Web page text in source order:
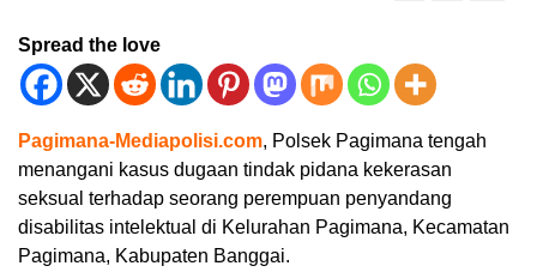
Spread the love
Pagimana-Mediapolisi.com, Polsek Pagimana tengah
menangani kasus dugaan tindak pidana kekerasan
seksual terhadap seorang perempuan penyandang
disabilitas intelektual di Kelurahan Pagimana, Kecamatan
Pagimana, Kabupaten Banggai.